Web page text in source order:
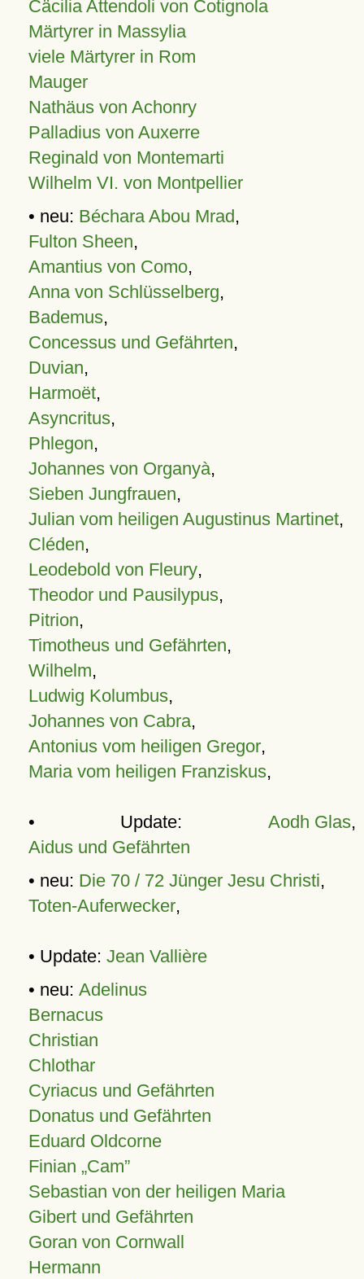
Cäcilia Attendoli von Cotignola
Märtyrer in Massylia
viele Märtyrer in Rom
Mauger
Nathäus von Achonry
Palladius von Auxerre
Reginald von Montemarti
Wilhelm VI. von Montpellier
• neu: Béchara Abou Mrad,
Fulton Sheen,
Amantius von Como,
Anna von Schlüsselberg,
Bademus,
Concessus und Gefährten,
Duvian,
Harmoët,
Asyncritus,
Phlegon,
Johannes von Organyà,
Sieben Jungfrauen,
Julian vom heiligen Augustinus Martinet,
Cléden,
Leodebold von Fleury,
Theodor und Pausilypus,
Pitrion,
Timotheus und Gefährten,
Wilhelm,
Ludwig Kolumbus,
Johannes von Cabra,
Antonius vom heiligen Gregor,
Maria vom heiligen Franziskus,
• Update: Aodh Glas,
Aidus und Gefährten
• neu: Die 70 / 72 Jünger Jesu Christi,
Toten-Auferwecker,
• Update: Jean Vallière
• neu: Adelinus
Bernacus
Christian
Chlothar
Cyriacus und Gefährten
Donatus und Gefährten
Eduard Oldcorne
Finian Cam
Sebastian von der heiligen Maria
Gibert und Gefährten
Goran von Cornwall
Hermann